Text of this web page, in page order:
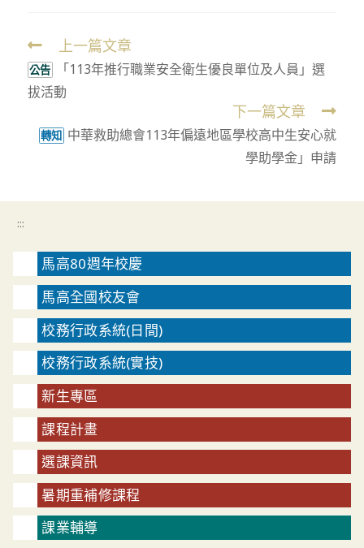
Read
more
articles
上一篇文章
公告
「113年推行職業安全衛生優良單位及人員」選
拔活動
下一篇文章
轉知 中華救助總會113年偏遠地區學校高中生安心就
學助學金」申請
:::
馬高80週年校慶
馬高全國校友會
校務行政系統(日間)
校務行政系統(實技)
新生專區
課程計畫
選課資訊
暑期重補修課程
課業輔導